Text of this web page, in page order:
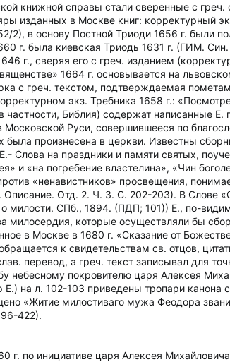
книжной справы стали сверенные с
изданных в Москве книг: корректурный
2), в основу Постной Триоди 1656 г. были
г. была киевская Триодь 1631 г. (ГИМ.
г., сверяя его с греч. изданием
1664 г. основывается на
с греч. текстом, подтверждаемая
экз. Требника 1658 г.:
частности, Библия) содержат написанные Е.
Московской Руси, совершившееся по
была произнесена в церкви. Известны
Слова на праздники и памяти святых,
и «на погребение властелина», «Чин
«ненавистников» просвещения,
Описание. Отд. 2. Ч. 3. С. 202-203). В
милости. СПб., 1894. (ПДП; 101)) Е., по-
милосердия, которые осуществляли бы
в Москве в 1680 г. «Сказание от
к свидетельствам св. отцов,
перевод, а греч. текст записывал для
небесному покровителю царя Алексея
на л. 102-103 приведены тропари
«Житие милостиваго мужа Феодора
422).
г. по инициативе царя Алексея